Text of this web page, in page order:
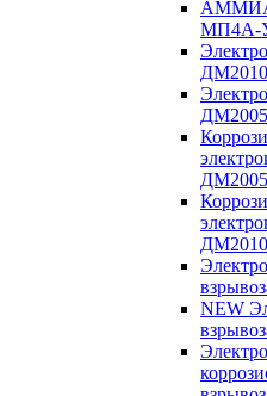
МП4А-
NEW